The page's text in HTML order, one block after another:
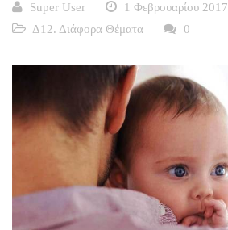
Super User
1 Φεβρουαρίου 2017
Δ12. Διάφορα Θέματα
0